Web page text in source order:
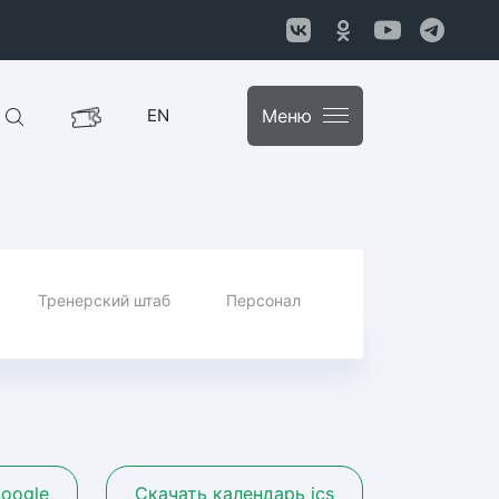
EN Меню
Тренерский штаб Персонал
Скачать календарь ics